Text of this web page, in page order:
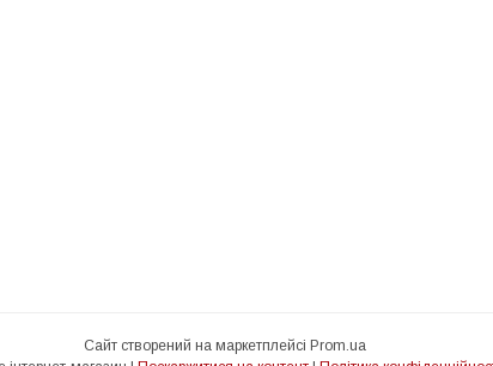
Сайт створений на маркетплейсі Prom.ua